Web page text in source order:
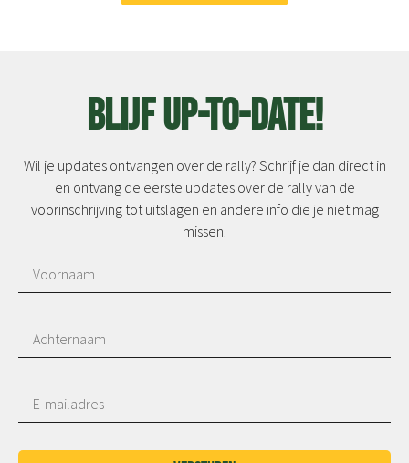
Blijf up-to-date!
Wil je updates ontvangen over de rally? Schrijf je dan direct in
en ontvang de eerste updates over de rally van de
voorinschrijving tot uitslagen en andere info die je niet mag
missen.